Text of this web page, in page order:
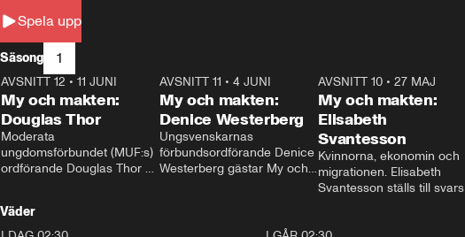
Spela upp
Säsong 1
26:27
AVSNITT 12 • 11 JUNI
My och makten:
Douglas Thor
Moderata
ungdomsförbundet (MUF:s)
ordförande Douglas Thor
tonårsutvisningarna och hur
Moderaterna ska locka
23:40
AVSNITT 11 •4 JUNI
My och makten:
Denice Westerberg
Ungsvenskarnas
förbundsordförande Denice
Westerberg gästar My och
AVSNITT 10 •27 MAJ
My och makten:
Elisabeth
Svantesson
Kvinnorna, ekonomin och
migrationen. Elisabeth
Svantesson ställs till svars
Väder